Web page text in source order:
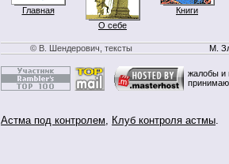
Главная
О себе
Книги
© В. Шендерович, тексты М.
жалобы и
Астма под контролем, Клуб контроля астмы.